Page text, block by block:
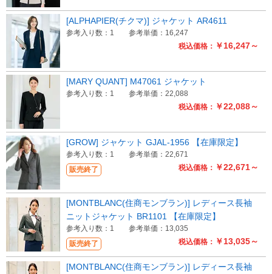
税込価格： ￥16,247～
[ALPHAPIER(チクマ)] ジャケット AR4611
参考入り数：1 参考単価：16,247
税込価格： ￥22,088～
[MARY QUANT] M47061 ジャケット
参考入り数：1 参考単価：22,088
販売終了 税込価格： ￥22,671～
[GROW] ジャケット GJAL-1956 【在庫限定】
参考入り数：1 参考単価：22,671
販売終了 税込価格： ￥13,035～
[MONTBLANC(住商モンブラン)] レディース長袖
ニットジャケット BR1101 【在庫限定】
参考入り数：1 参考単価：13,035
[MONTBLANC(住商モンブラン)] レディース長袖